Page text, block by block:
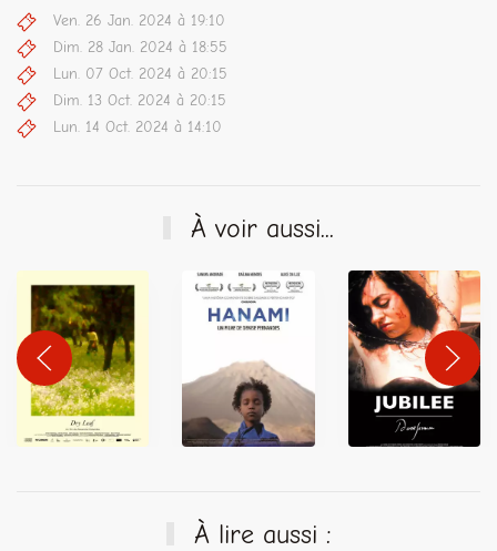
Ven. 26 Jan. 2024 à 19:10
Dim. 28 Jan. 2024 à 18:55
Lun. 07 Oct. 2024 à 20:15
Dim. 13 Oct. 2024 à 20:15
Lun. 14 Oct. 2024 à 14:10
À voir aussi...
À lire aussi :